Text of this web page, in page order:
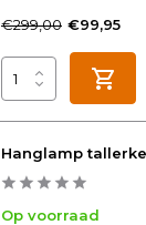
€299,00 €99,95
Hanglamp
Op voorraad